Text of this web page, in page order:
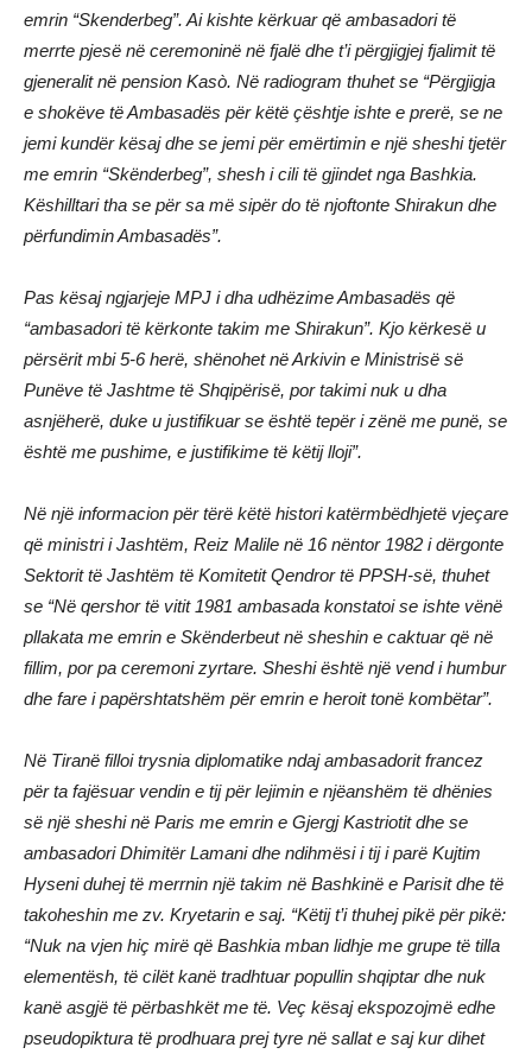
emrin “Skenderbeg”. Ai kishte kërkuar që ambasadori të
merrte pjesë në ceremoninë në fjalë dhe t’i përgjigjej fjalimit të
gjeneralit në pension Kasò. Në radiogram thuhet se “Përgjigja
e shokëve të Ambasadës për këtë çështje ishte e prerë, se ne
jemi kundër kësaj dhe se jemi për emërtimin e një sheshi tjetër
me emrin “Skënderbeg”, shesh i cili të gjindet nga Bashkia.
Këshilltari tha se për sa më sipër do të njoftonte Shirakun dhe
përfundimin Ambasadës”.
Pas kësaj ngjarjeje MPJ i dha udhëzime Ambasadës që
“ambasadori të kërkonte takim me Shirakun”. Kjo kërkesë u
përsërit mbi 5-6 herë, shënohet në Arkivin e Ministrisë së
Punëve të Jashtme të Shqipërisë, por takimi nuk u dha
asnjëherë, duke u justifikuar se është tepër i zënë me punë, se
është me pushime, e justifikime të këtij lloji”.
Në një informacion për tërë këtë histori katërmbëdhjetë vjeçare
që ministri i Jashtëm, Reiz Malile në 16 nëntor 1982 i dërgonte
Sektorit të Jashtëm të Komitetit Qendror të PPSH-së, thuhet
se “Në qershor të vitit 1981 ambasada konstatoi se ishte vënë
pllakata me emrin e Skënderbeut në sheshin e caktuar që në
fillim, por pa ceremoni zyrtare. Sheshi është një vend i humbur
dhe fare i papërshtatshëm për emrin e heroit tonë kombëtar”.
Në Tiranë filloi trysnia diplomatike ndaj ambasadorit francez
për ta fajësuar vendin e tij për lejimin e njëanshëm të dhënies
së një sheshi në Paris me emrin e Gjergj Kastriotit dhe se
ambasadori Dhimitër Lamani dhe ndihmësi i tij i parë Kujtim
Hyseni duhej të merrnin një takim në Bashkinë e Parisit dhe të
takoheshin me zv. Kryetarin e saj. “Këtij t’i thuhej pikë për pikë:
“Nuk na vjen hiç mirë që Bashkia mban lidhje me grupe të tilla
elementësh, të cilët kanë tradhtuar popullin shqiptar dhe nuk
kanë asgjë të përbashkët me të. Veç kësaj ekspozojmë edhe
pseudopiktura të prodhuara prej tyre në sallat e saj kur dihet